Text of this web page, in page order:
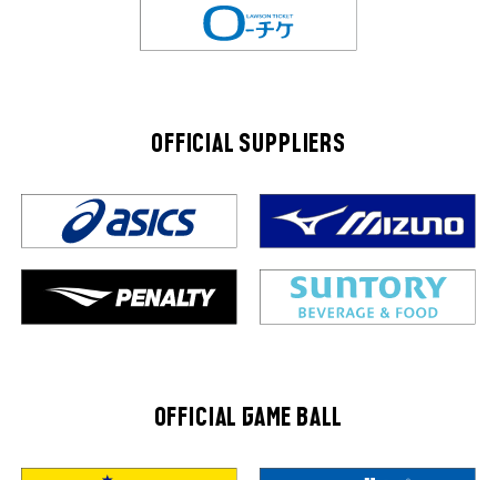
OFFICIAL SUPPLIERS
OFFICIAL GAME BALL